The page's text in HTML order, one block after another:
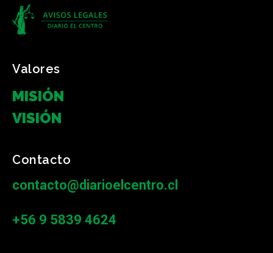
Valores
MISIÓN
VISIÓN
Contacto
contacto@diarioelcentro.cl
+56 9 5839 4624